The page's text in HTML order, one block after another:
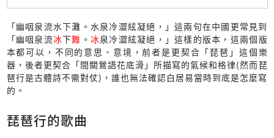
「幽咽泉流水下灘。水泉冷澀絃凝絕，」這兩句在中國更常見到
「幽咽泉流冰下難 。 冰泉冷澀絃凝絕，」這樣的版本，這兩個版
本都可以，不同的意思、意境，前者是更契合「琵琶」這個樂
器，後者更契合「間關鶯語花底滑」所描寫的氣候和格律(然而琵
琶行是古體詩不需對仗)，誰也無法確認白居易當時到底是怎麼寫
的。
琵琶行的歌曲